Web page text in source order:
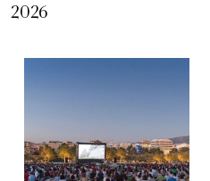
2026